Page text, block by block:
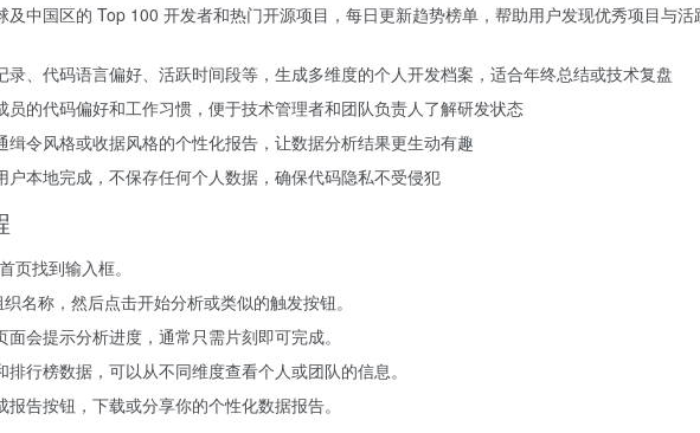
及中国区的 Top 100 开发者和热门开源项目，每日更新趋势榜单，帮助用户发现优秀项目与活
录、代码语言偏好、活跃时间段等，生成多维度的个人开发档案，适合年终总结或技术复盘
员的代码偏好和工作习惯，便于技术管理者和团队负责人了解研发状态
缉令风格或收据风格的个性化报告，让数据分析结果更生动有趣
户本地完成，不保存任何个人数据，确保代码隐私不受侵犯
页找到输入框。
名称，然后点击开始分析或类似的触发按钮。
会提示分析进度，通常只需片刻即可完成。
行榜数据，可以从不同维度查看个人或团队的信息。
告按钮，下载或分享你的个性化数据报告。